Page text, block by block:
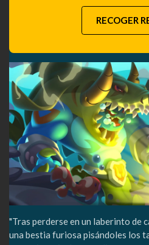
RECOGER
"Tras perderse en un laberinto de
una bestia furiosa pisándoles los